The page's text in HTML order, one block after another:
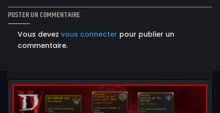
POSTER UN COMMENTAIRE
Vous devez vous connecter pour publier un
commentaire.